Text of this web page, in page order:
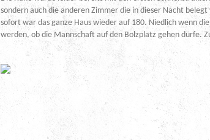
sondern auch die anderen Zimmer die in dieser Nacht
sofort war das ganze Haus wieder auf 180. Niedlich wenn
werden, ob die Mannschaft auf den Bolzplatz gehen dürfe.